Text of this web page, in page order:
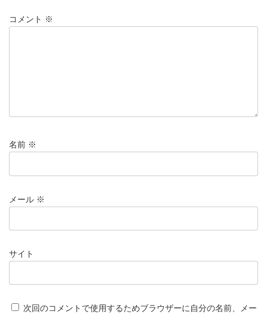
コメント ※
名前 ※
メール ※
サイト
次回のコメントで使用するためブラウザーに自分の名前、メー